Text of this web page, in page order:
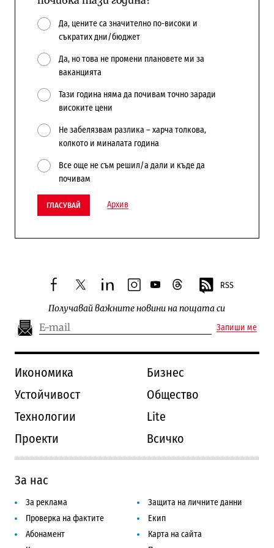
Да, цените са значително по-високи и
съкратих дни/бюджет
Да, но това не промени плановете ми за
ваканцията
Тази година няма да почивам точно заради
високите цени
Не забелязвам разлика – харча толкова,
колкото и миналата година
Все още не съм решил/а дали и къде да
почивам
ГЛАСУВАЙ Архив
facebooktwitterlinkedininstagram
youtubethreads RSS
Получавай важните новини на пощата си
Запиши ме
Икономика
Бизнес
Устойчивост
Общество
Технологии
Lite
Проекти
Всичко
За нас
За реклама
Защита на личните данни
Проверка на фактите
Екип
Абонамент
Карта на сайта